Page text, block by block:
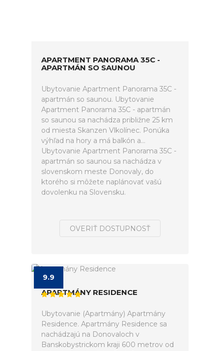
APARTMENT PANORAMA 35C -
APARTMÁN SO SAUNOU
Ubytovanie Apartment Panorama 35C -
apartmán so saunou. Ubytovanie
Apartment Panorama 35C - apartmán
so saunou sa nachádza približne 25 km
od miesta Skanzen Vlkolínec. Ponúka
výhľad na hory a má balkón a...
Ubytovanie Apartment Panorama 35C -
apartmán so saunou sa nachádza v
slovenskom meste Donovaly, do
ktorého si môžete naplánovať vašú
dovolenku na Slovensku.
OVERIŤ DOSTUPNOSŤ
9.9
APARTMÁNY RESIDENCE
Ubytovanie (Apartmány) Apartmány
Residence. Apartmány Residence sa
nachádzajú na Donovaloch v
Banskobystrickom kraji 600 metrov od